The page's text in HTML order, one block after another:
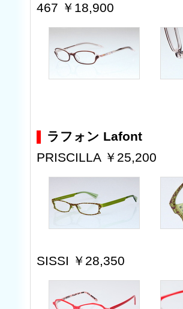
467 ￥18,900
ラフォン Lafont
PRISCILLA ￥25,200
SISSI ￥28,350